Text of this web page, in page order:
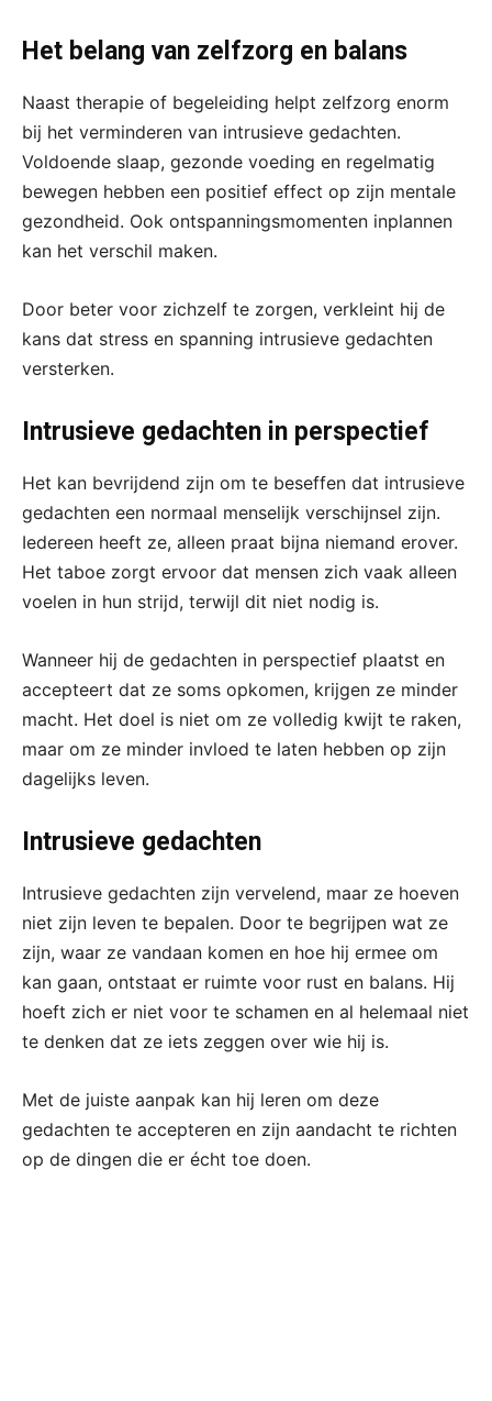
Het belang van zelfzorg en balans
Naast therapie of begeleiding helpt zelfzorg enorm
bij het verminderen van intrusieve gedachten.
Voldoende slaap, gezonde voeding en regelmatig
bewegen hebben een positief effect op zijn mentale
gezondheid. Ook ontspanningsmomenten inplannen
kan het verschil maken.
Door beter voor zichzelf te zorgen, verkleint hij de
kans dat stress en spanning intrusieve gedachten
versterken.
Intrusieve gedachten in perspectief
Het kan bevrijdend zijn om te beseffen dat intrusieve
gedachten een normaal menselijk verschijnsel zijn.
Iedereen heeft ze, alleen praat bijna niemand erover.
Het taboe zorgt ervoor dat mensen zich vaak alleen
voelen in hun strijd, terwijl dit niet nodig is.
Wanneer hij de gedachten in perspectief plaatst en
accepteert dat ze soms opkomen, krijgen ze minder
macht. Het doel is niet om ze volledig kwijt te raken,
maar om ze minder invloed te laten hebben op zijn
dagelijks leven.
Intrusieve gedachten
Intrusieve gedachten zijn vervelend, maar ze hoeven
niet zijn leven te bepalen. Door te begrijpen wat ze
zijn, waar ze vandaan komen en hoe hij ermee om
kan gaan, ontstaat er ruimte voor rust en balans. Hij
hoeft zich er niet voor te schamen en al helemaal niet
te denken dat ze iets zeggen over wie hij is.
Met de juiste aanpak kan hij leren om deze
gedachten te accepteren en zijn aandacht te richten
op de dingen die er écht toe doen.